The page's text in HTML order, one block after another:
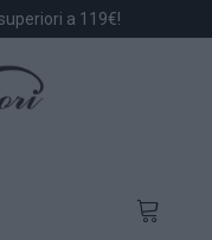
a 119€!